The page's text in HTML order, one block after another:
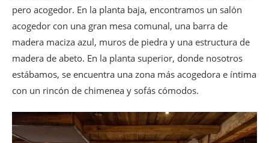
pero acogedor. En la planta baja, encontramos un salón
acogedor con una gran mesa comunal, una barra de
madera maciza azul, muros de piedra y una estructura de
madera de abeto. En la planta superior, donde nosotros
estábamos, se encuentra una zona más acogedora e íntima
con un rincón de chimenea y sofás cómodos.